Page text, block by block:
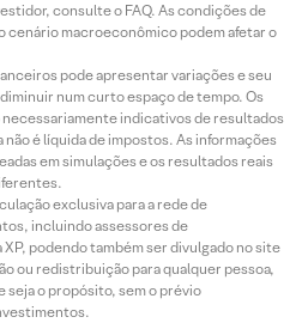
consulte o FAQ. As condições de
cenário macroeconômico podem afetar o
pode apresentar variações e seu
num curto espaço de tempo. Os
indicativos de resultados
é líquida de impostos. As informações
em simulações e os resultados reais
exclusiva para a rede de
incluindo assessores de
podendo também ser divulgado no site
ou redistribuição para qualquer pessoa,
seja o propósito, sem o prévio